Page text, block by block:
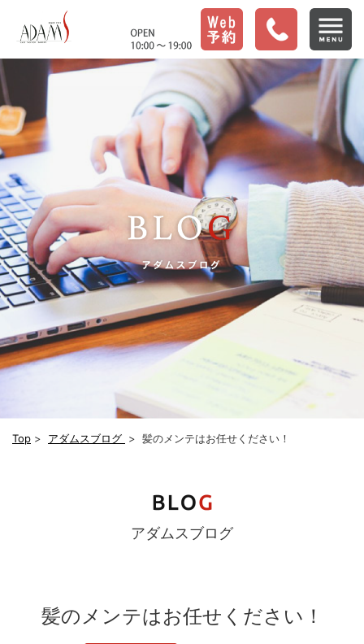
Top > アダムスブログ > 髪のメンテはお任せください！
アダムスブログ
髪のメンテはお任せください！